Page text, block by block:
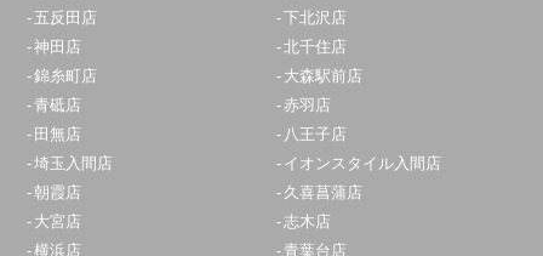
五反田店
下北沢店
神田店
北千住店
錦糸町店
大森駅前店
青砥店
赤羽店
田無店
八王子店
埼玉入間店
イオンスタイル入間店
朝霞店
久喜菖蒲店
大宮店
志木店
横浜店
青葉台店